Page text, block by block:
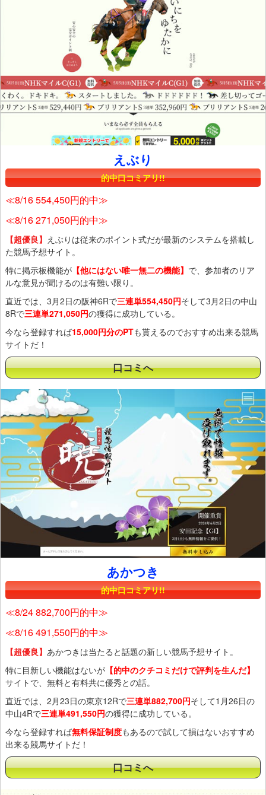
えぶり
的中口コミアリ!!
≪8/16 554,450円的中≫
≪8/16 271,050円的中≫
【超優良】 えぶりは従来のポイント式だが最新のシステムを搭載し
た競馬予想サイト。
特に掲示板機能が 【他にはない唯一無二の機能】 で、参加者のリア
ルな意見が聞けるのは有難い限り。
直近では、3月2日の阪神6Rで三連単554,450円そして3月2日の中山
8Rで三連単271,050円の獲得に成功している。
今なら登録すれば15,000円分のPTも貰えるのでおすすめ出来る競馬
サイトだ！
口コミへ
あかつき
的中口コミアリ!!
≪8/24 882,700円的中≫
≪8/16 491,550円的中≫
【超優良】 あかつきは当たると話題の新しい競馬予想サイト。
特に目新しい機能はないが 【的中のクチコミだけで評判を生んだ】
サイトで、無料と有料共に優秀との話。
直近では、2月23日の東京12Rで三連単882,700円そして1月26日の
中山4Rで三連単491,550円の獲得に成功している。
今なら登録すれば無料保証制度もあるので試して損はないおすすめ
出来る競馬サイトだ！
口コミへ